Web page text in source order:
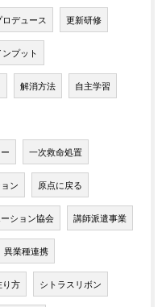
デュース 更新研修
ンプット
解消方法 自主学習
一次救命処置
ン 原点に戻る
ション協会 講師派遣事業
異業種連携
り方 シトラスリボン